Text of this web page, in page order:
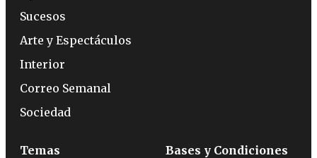
Sucesos
Arte y Espectáculos
Interior
Correo Semanal
Sociedad
Temas
Bases y Condiciones